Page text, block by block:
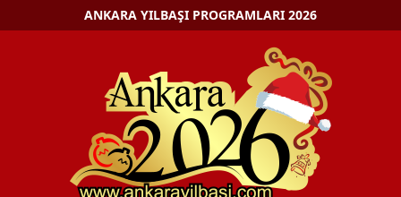
ANKARA YILBAŞI PROGRAMLARI 2026